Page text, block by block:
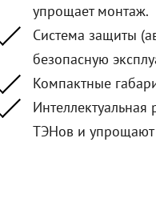
упрощает монтаж.
Система защиты
безопасную
Компактные
ТЭНов и упрощают